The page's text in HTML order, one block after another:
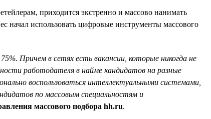
приходится экстренно и массово нанимать
начал использовать цифровые инструменты массового
Причем в сетях есть вакансии, которые никогда не
работодателя в найме кандидатов на разные
воспользоваться интеллектуальными системами,
по массовым специальностям и
массового подбора hh.ru.